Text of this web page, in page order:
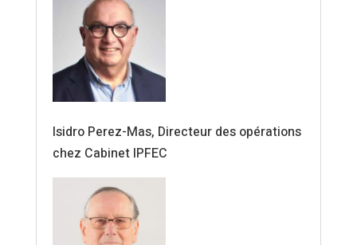
Isidro Perez-Mas, Directeur des opérations
chez Cabinet IPFEC